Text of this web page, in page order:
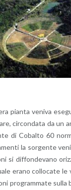
pian­ta ve­ni­va
cir­con­da­ta da un
di Co­bal­to 60
la sor­gen­te
si dif­fon­de­va­no
erano col­lo­ca­te
pro­gram­ma­te sulla